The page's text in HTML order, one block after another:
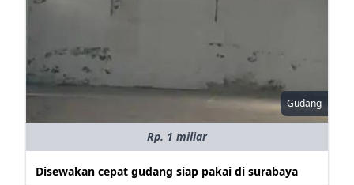
Gudang
Rp. 1 miliar
Disewakan cepat gudang siap pakai di surabaya